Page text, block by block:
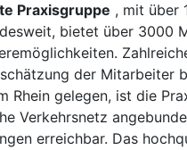
Praxisgruppe , mit über
bietet über 3000
der Mitarbeiter
Rhein gelegen, ist die
Verkehrsnetz
erreichbar. Das